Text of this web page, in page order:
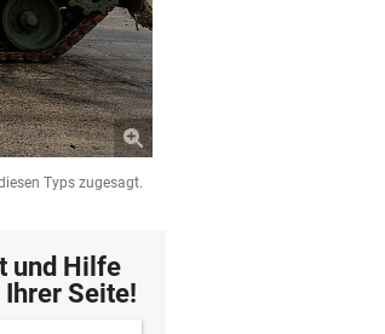
Typs zugesagt.
und Hilfe
Seite!